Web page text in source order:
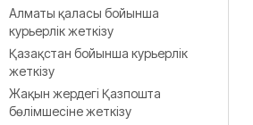
Алматы қаласы бойынша
курьерлік жеткізу
Қазақстан бойынша курьерлік
жеткізу
Жақын жердегі Қазпошта
бөлімшесіне жеткізу